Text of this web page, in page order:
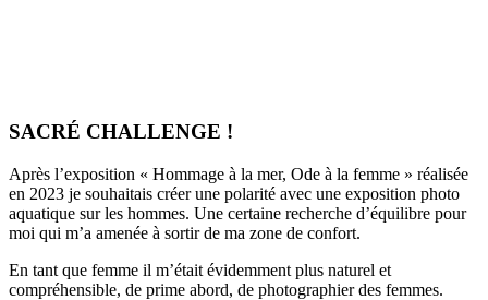
SACRÉ CHALLENGE !
Après l’exposition « Hommage à la mer, Ode à la femme » réalisée
en 2023 je souhaitais créer une polarité avec une exposition photo
aquatique sur les hommes. Une certaine recherche d’équilibre pour
moi qui m’a amenée à sortir de ma zone de confort.
En tant que femme il m’était évidemment plus naturel et
compréhensible, de prime abord, de photographier des femmes.